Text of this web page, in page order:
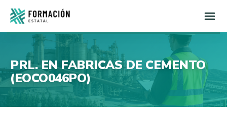
Inicio
PRL. EN FABRICAS DE CEMENTO
(EOCO046PO)